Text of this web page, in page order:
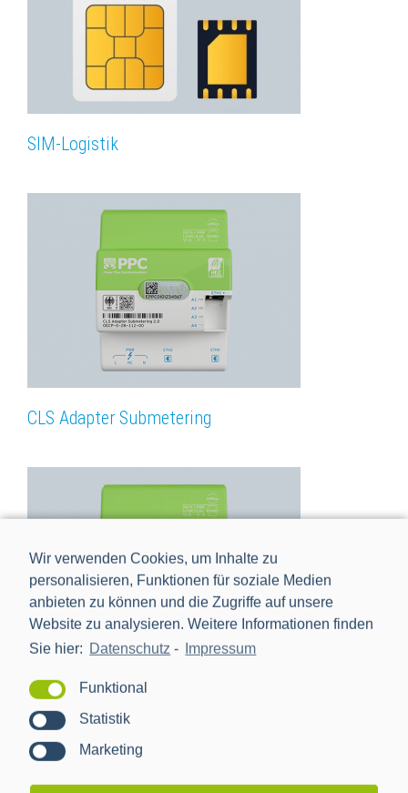
Wir verwenden Cookies, um Inhalte zu
personalisieren, Funktionen für soziale Medien
anbieten zu können und die Zugriffe auf unsere
Website zu analysieren. Weitere Informationen finden
Sie hier: Datenschutz - Impressum
Funktional
Statistik
Marketing
SIM-Logistik
CLS Adapter Submetering
CLS Adapter Steuerung